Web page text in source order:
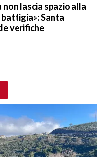
lascia spazio alla
Santa
verifiche